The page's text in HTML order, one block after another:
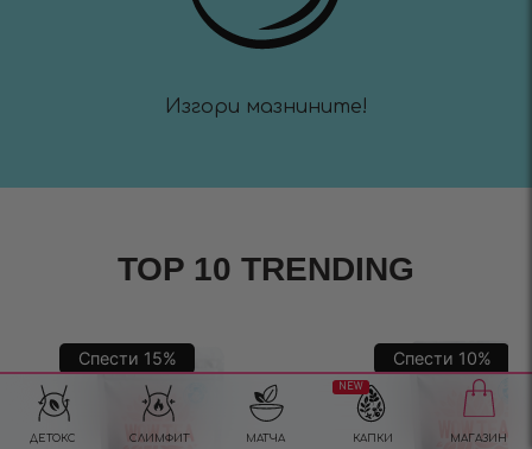
Изгори мазнините!
TOP 10 TRENDING
Спести 15% Спести 10%
ДЕТОКС СЛИМФИТ МАТЧА
NEW
КАПКИ МАГАЗИН